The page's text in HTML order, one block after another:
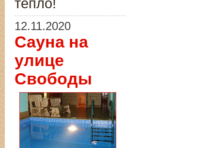
тепло!
12.11.2020
Сауна на
улице
Свободы